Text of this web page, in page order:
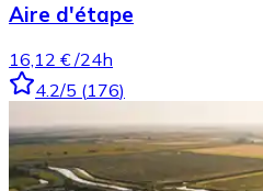
Aire d'étape
16,12 € /24h
4.2/5 (176)